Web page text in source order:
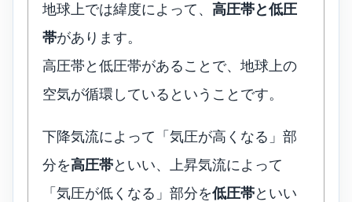
地球上では緯度によって、 高圧帯と低圧
帯があります。
高圧帯と低圧帯があることで、地球上の
空気が循環しているということです。
下降気流によって「気圧が高くなる」部
分を高圧帯といい、上昇気流によって
「気圧が低くなる」部分を低圧帯といい